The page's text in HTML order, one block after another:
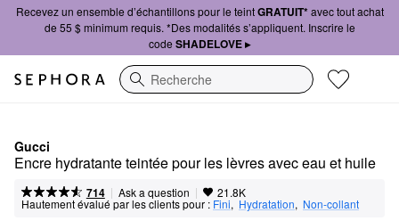
Recevez un ensemble d’échantillons pour le teintGRATUIT*avec tout achat
de 55 $ minimum requis. *Des modalités s’appliquent. Inscrire le
code SHADELOVE ▸
Recherche
Gucci
Encre hydratante teintée pour les lèvres avec eau et huile
714 | Ask a question | 21.8K
Hautement évalué par les clients pour : Fini, Hydratation, Non-collant